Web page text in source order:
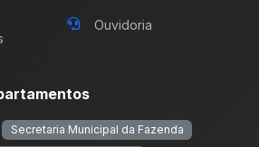
Ouvidoria
Secretaria Municipal da Fazenda